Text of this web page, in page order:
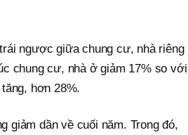
ngược giữa chung cư, nhà riêng
chung cư, nhà ở giảm 17% so với
hơn 28%.
giảm dần về cuối năm. Trong đó,